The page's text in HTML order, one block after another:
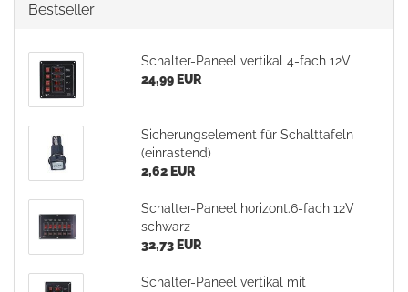
Bestseller
Schalter-Paneel vertikal 4-fach 12V
24,99 EUR
Sicherungselement für Schalttafeln
(einrastend)
2,62 EUR
Schalter-Paneel horizont.6-fach 12V
schwarz
32,73 EUR
Schalter-Paneel vertikal mit